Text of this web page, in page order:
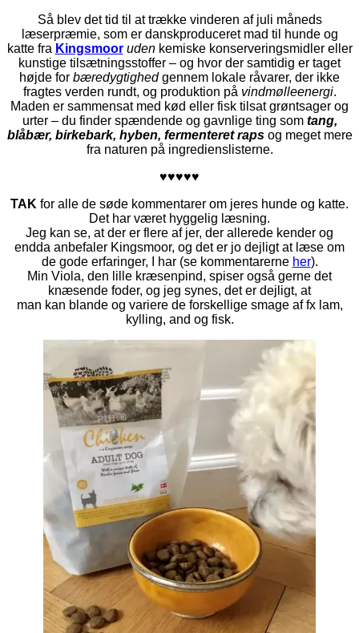
Så blev det tid til at trække vinderen af juli måneds
læserpræmie, som er danskproduceret mad til hunde og
katte fra Kingsmoor uden kemiske konserveringsmidler eller
kunstige tilsætningsstoffer – og hvor der samtidig er taget
højde for bæredygtighedgennem lokale råvarer, der ikke
fragtes verden rundt, og produktion på vindmølleenergi.
Maden er sammensat med kød eller fisk tilsat grøntsager og
urter – du finder spændende og gavnlige ting som tang,
blåbær, birkebark, hyben, fermenteret raps og meget mere
fra naturen på ingredienslisterne.
♥♥♥♥♥
TAK for alle de søde kommentarer om jeres hunde og katte.
Det har været hyggelig læsning.
Jeg kan se, at der er flere af jer, der allerede kender og
endda anbefaler Kingsmoor, og det er jo dejligt at læse om
de gode erfaringer, I har (se kommentarerne her).
Min Viola, den lille kræsenpind, spiser også gerne det
knæsende foder, og jeg synes, det er dejligt, at
man kan blande og variere de forskellige smage affx lam,
kylling, and og fisk.